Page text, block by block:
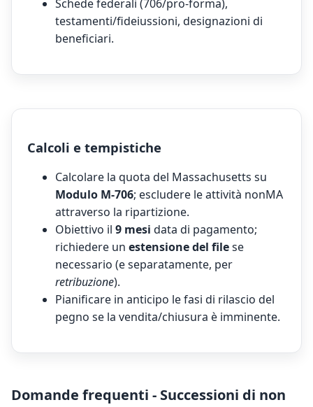
Schede federali (706/pro-forma),
testamenti/fideiussioni, designazioni di
beneficiari.
Calcoli e tempistiche
Calcolare la quota del Massachusetts su
Modulo M-706; escludere le attività nonMA
attraverso la ripartizione.
Obiettivo il 9 mesi data di pagamento;
richiedere un estensione del filese
necessario (e separatamente, per
retribuzione).
Pianificare in anticipo le fasi di rilascio del
pegno se la vendita/chiusura è imminente.
Domande frequenti - Successioni di non